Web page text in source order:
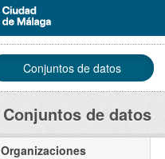
Conjuntos de datos
Conjuntos de datos
Organizaciones